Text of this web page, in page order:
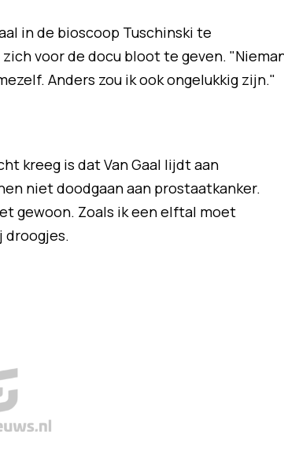
in de bioscoop Tuschinski te
voor de docu bloot te geven.
Anders zou ik ook ongelukkig zijn."
kreeg is dat Van Gaal lijdt aan
niet doodgaan aan prostaatkanker.
gewoon. Zoals ik een elftal moet
droogjes.